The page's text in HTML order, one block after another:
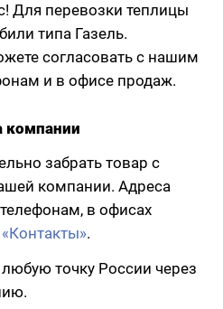
Для перевозки теплицы
типа Газель.
согласовать с нашим
и в офисе продаж.
компании
забрать товар с
компании. Адреса
в офисах
«Контакты».
точку России через